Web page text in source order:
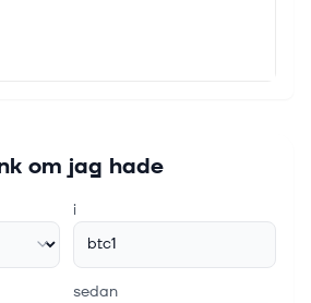
om jag hade
i
btc1
sedan